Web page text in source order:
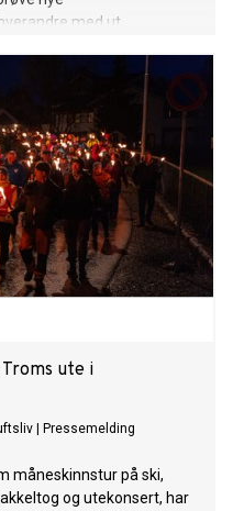
med ut.
ute i
Pressemelding
måneskinnstur på ski,
og utekonsert, har